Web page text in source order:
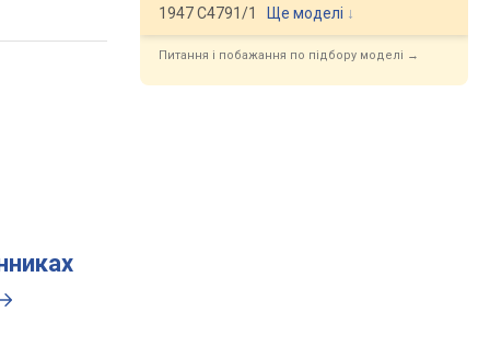
1947 C4791/1
Ще моделі ↓
Питання і побажання по підбору моделі →